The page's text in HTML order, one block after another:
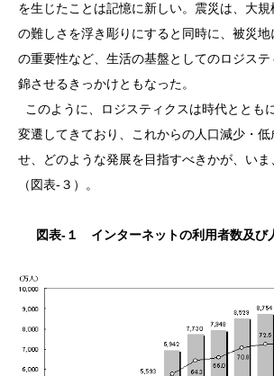
を生じたことは記憶に新しい。震災は、大
の難しさを浮き彫りにすると同時に、被災
の重要性など、生活の基盤としてのロジス
錦させるきっかけともなった。
このように、ロジスティクスは時代ととも
変遷してきており、これからの人口減少・
せ、どのような発展を目指すべきかが、い
（図表-３）。
図表-１ インターネットの利用者数及び